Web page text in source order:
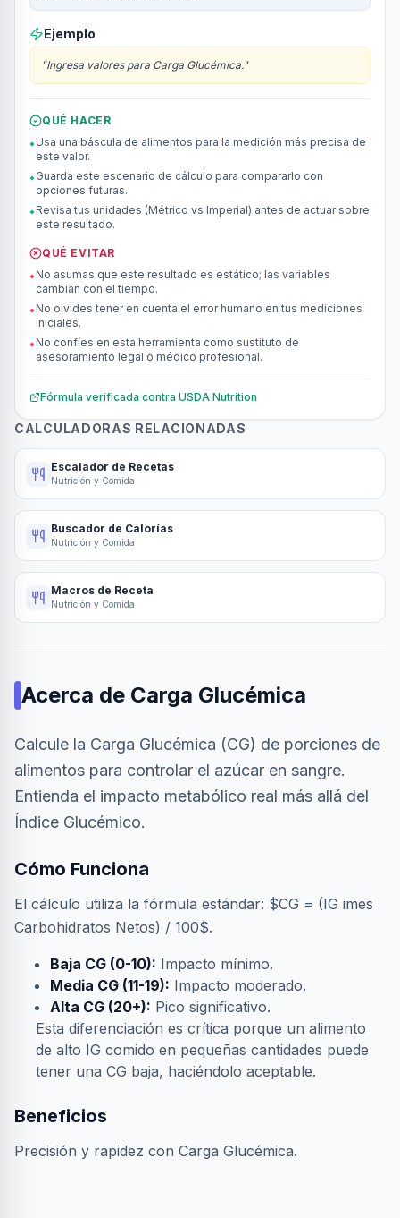
Ejemplo
"Ingresa valores para Carga Glucémica."
QUÉ HACER
• Usa una báscula de alimentos para la medición más precisa de
este valor.
• Guarda este escenario de cálculo para compararlo con
opciones futuras.
• Revisa tus unidades (Métrico vs Imperial) antes de actuar sobre
este resultado.
QUÉ EVITAR
• No asumas que este resultado es estático; las variables
cambian con el tiempo.
• No olvides tener en cuenta el error humano en tus mediciones
iniciales.
• No confíes en esta herramienta como sustituto de
asesoramiento legal o médico profesional.
Fórmula verificada contra USDA Nutrition
CALCULADORAS RELACIONADAS
Escalador de Recetas
Nutrición y Comida
Buscador de Calorías
Nutrición y Comida
Macros de Receta
Nutrición y Comida
Acerca de Carga Glucémica
Calcule la Carga Glucémica (CG) de porciones de
alimentos para controlar el azúcar en sangre.
Entienda el impacto metabólico real más allá del
Índice Glucémico.
Cómo Funciona
El cálculo utiliza la fórmula estándar: $CG = (IG imes
Carbohidratos Netos) / 100$.
Baja CG (0-10): Impacto mínimo.
Media CG (11-19): Impacto moderado.
Alta CG (20+): Pico significativo.
Esta diferenciación es crítica porque un alimento
de alto IG comido en pequeñas cantidades puede
tener una CG baja, haciéndolo aceptable.
Beneficios
Precisión y rapidez con Carga Glucémica.